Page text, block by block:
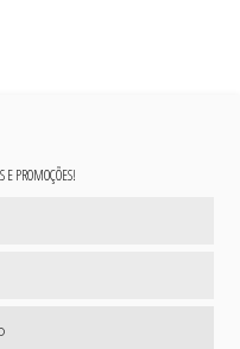
E PROMOÇÕES!